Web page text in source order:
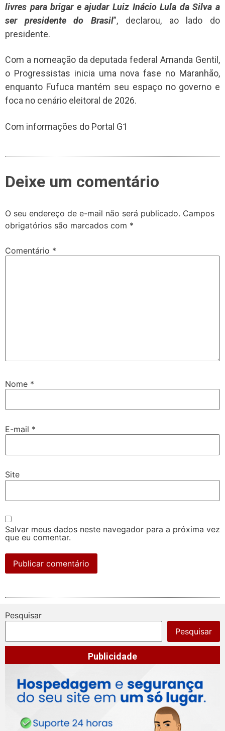
livres para brigar e ajudar Luiz Inácio Lula da Silva a
ser presidente do Brasil”, declarou, ao lado do
presidente.
Com a nomeação da deputada federal Amanda Gentil,
o Progressistas inicia uma nova fase no Maranhão,
enquanto Fufuca mantém seu espaço no governo e
foca no cenário eleitoral de 2026.
Com informações do Portal G1
Deixe um comentário
O seu endereço de e-mail não será publicado. Campos
obrigatórios são marcados com *
Comentário *
Nome *
E-mail *
Site
Salvar meus dados neste navegador para a próxima vez
que eu comentar.
Pesquisar
Pesquisar
Publicidade